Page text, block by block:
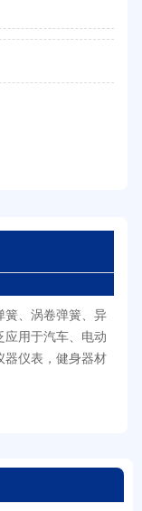
簧、涡卷弹簧、异
应用于汽车、电动
器仪表，健身器材